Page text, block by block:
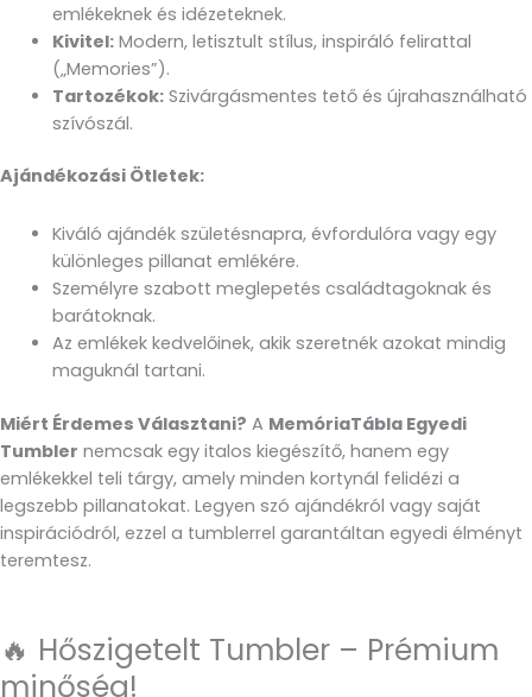
emlékeknek és idézeteknek.
Kivitel:Modern, letisztult stílus, inspiráló felirattal
(„Memories”).
Tartozékok:Szivárgásmentes tető és újrahasználható
szívószál.
Ajándékozási Ötletek:
Kiváló ajándék születésnapra, évfordulóra vagy egy
különleges pillanat emlékére.
Személyre szabott meglepetés családtagoknak és
barátoknak.
Az emlékek kedvelőinek, akik szeretnék azokat mindig
maguknál tartani.
Miért Érdemes Választani? A MemóriaTábla Egyedi
Tumbler nemcsak egy italos kiegészítő, hanem egy
emlékekkel teli tárgy, amely minden kortynál felidézi a
legszebb pillanatokat. Legyen szó ajándékról vagy saját
inspirációdról, ezzel a tumblerrel garantáltan egyedi élményt
teremtesz.
🔥 Hőszigetelt Tumbler – Prémium
minőség!